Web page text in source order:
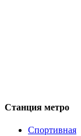
Станция метро
Спортивная